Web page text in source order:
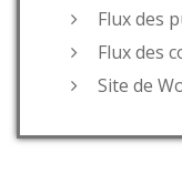
Flux des
Flux des
Site de